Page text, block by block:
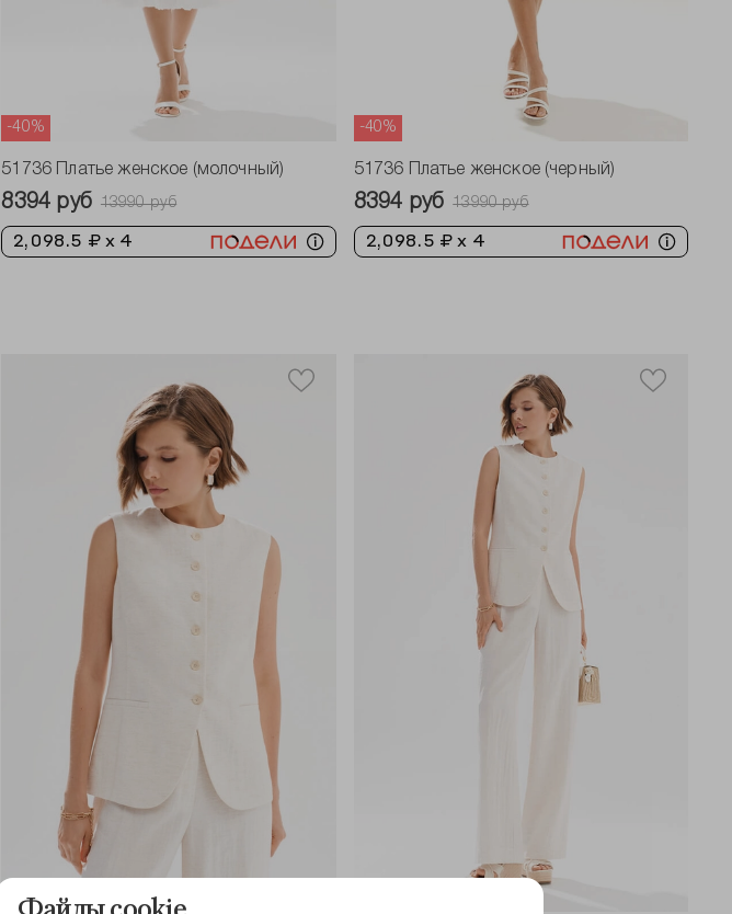
-40%
51736 Платье женское (молочный)
8394 руб 13990 руб
2,098.5 ₽ x 4
-40%
51736 Платье женское (черный)
8394 руб 13990 руб
2,098.5 ₽ x 4
-40%